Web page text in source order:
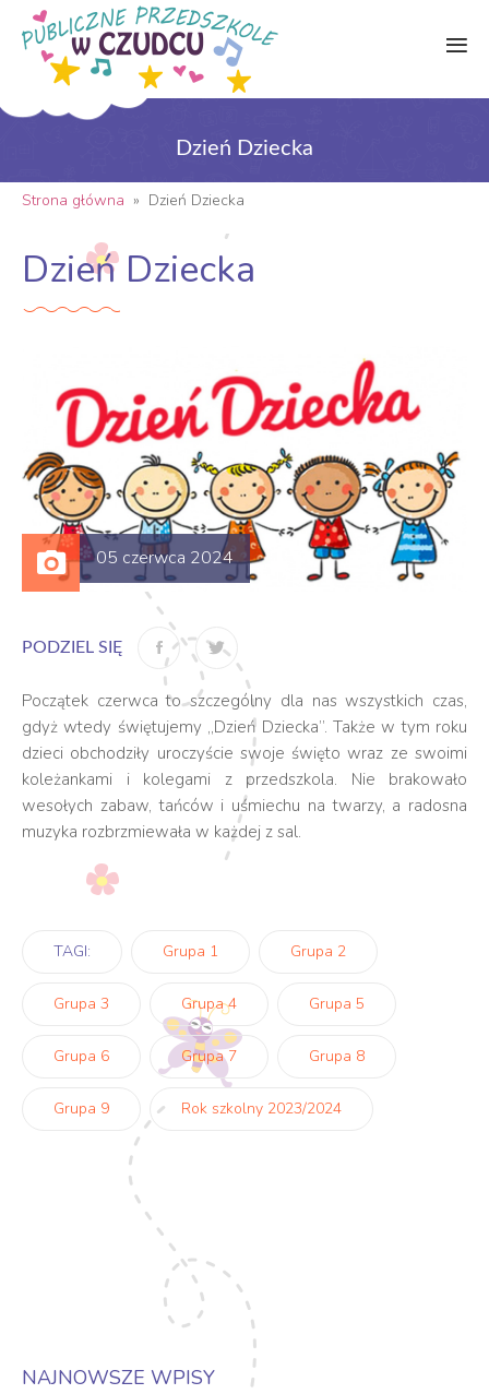
Dzień Dziecka
Strona główna » Dzień Dziecka
Dzień Dziecka
05 czerwca 2024
PODZIEL SIĘ
Początek czerwca to szczególny dla nas wszystkich czas,
gdyż wtedy świętujemy „Dzień Dziecka”. Także w tym roku
dzieci obchodziły uroczyście swoje święto wraz ze swoimi
koleżankami i kolegami z przedszkola. Nie brakowało
wesołych zabaw, tańców i uśmiechu na twarzy, a radosna
muzyka rozbrzmiewała w każdej z sal.
TAGI: Grupa 1 Grupa 2
Grupa 3 Grupa 4 Grupa 5
Grupa 6 Grupa 7 Grupa 8
Grupa 9 Rok szkolny 2023/2024
NAJNOWSZE WPISY